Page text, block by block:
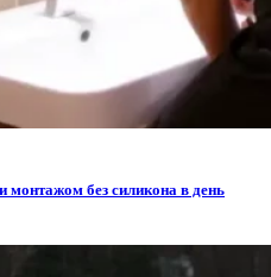
монтажом без силикона в день